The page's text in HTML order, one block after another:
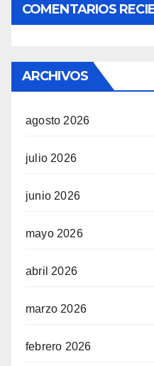
COMENTARIOS
ARCHIVOS
agosto 2026
julio 2026
junio 2026
mayo 2026
abril 2026
marzo 2026
febrero 2026